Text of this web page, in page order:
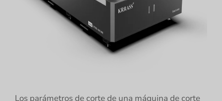
Los parámetros de corte de una máquina de corte